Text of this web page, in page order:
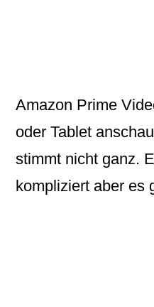
Amazon Prime
oder Tablet
stimmt nicht ganz.
kompliziert aber es